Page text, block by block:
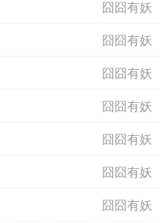
囧囧有妖
囧囧有妖
囧囧有妖
囧囧有妖
囧囧有妖
囧囧有妖
囧囧有妖